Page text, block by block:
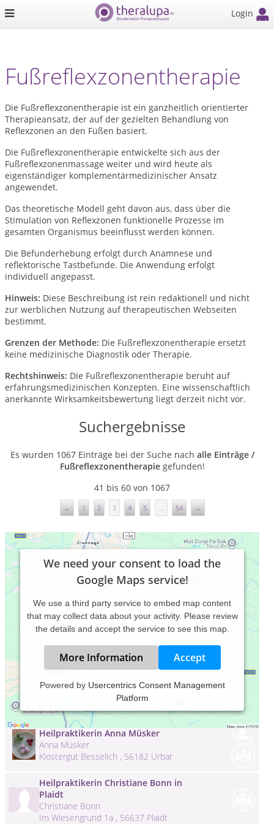
Login
Fußreflexzonentherapie
Die Fußreflexzonentherapie ist ein ganzheitlich orientierter
Therapieansatz, der auf der gezielten Behandlung von
Reflexzonen an den Füßen basiert.
Die Fußreflexzonentherapie entwickelte sich aus der
Fußreflexzonenmassage weiter und wird heute als
eigenständiger komplementärmedizinischer Ansatz
angewendet.
Das theoretische Modell geht davon aus, dass über die
Stimulation von Reflexzonen funktionelle Prozesse im
gesamten Organismus beeinflusst werden können.
Die Befunderhebung erfolgt durch Anamnese und
reflektorische Tastbefunde. Die Anwendung erfolgt
individuell angepasst.
Hinweis: Diese Beschreibung ist rein redaktionell und nicht
zur werblichen Nutzung auf therapeutischen Webseiten
bestimmt.
Grenzen der Methode: Die Fußreflexzonentherapie ersetzt
keine medizinische Diagnostik oder Therapie.
Rechtshinweis: Die Fußreflexzonentherapie beruht auf
erfahrungsmedizinischen Konzepten. Eine wissenschaftlich
anerkannte Wirksamkeitsbewertung liegt derzeit nicht vor.
Suchergebnisse
Es wurden 1067 Einträge bei der Suche nach alle Einträge /
Fußreflexzonentherapiegefunden!
41 bis 60 von 1067
← 1 2 3 4 5 ... 54 →
We need your consent to load the
Google Maps service!
We use a third party service to embed map content
that may collect data about your activity. Please review
the details and accept the service to see this map.
More Information Accept
Powered by Usercentrics Consent Management
Platform
Heilpraktikerin Andrea Spahr Hamburg
Heilpraktikerin Anna Müsker
Anna Müsker
Klostergut Besselich , 56182 Urbar
Heilpraktikerin Christiane Bonn in
Plaidt
Christiane Bonn
Im Wiesengrund 1a , 56637 Plaidt